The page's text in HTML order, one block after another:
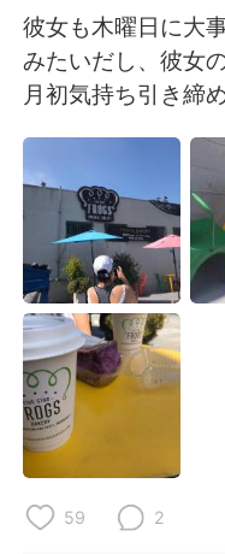
彼女も木曜日に大
みたいだし、彼女
月初気持ち引き締
59 2